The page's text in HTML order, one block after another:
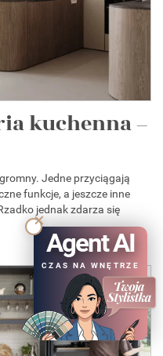
kuchenna –
Jedne przyciągają
funkcje, a jeszcze inne
jednak zdarza się
Agent AI
CZAS NA WNĘTRZE